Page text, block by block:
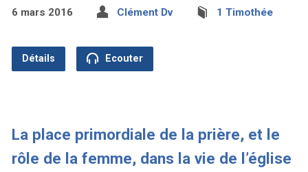
6 mars 2016 Clément Dv 1 Timothée
Détails Ecouter
La place primordiale de la prière, et le
rôle de la femme, dans la vie de l’église